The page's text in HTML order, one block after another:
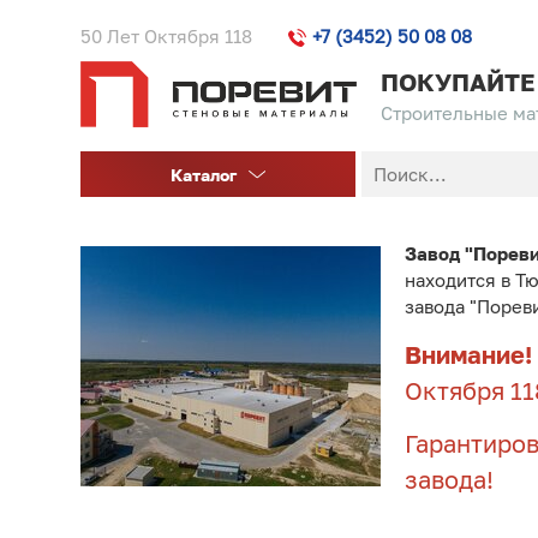
50 Лет Октября 118 +7 (3452) 50 08 08
Строительные
Каталог
Завод
находится в
завода
Внимание!
Октября
завода!